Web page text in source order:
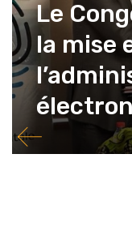
Le
la mise